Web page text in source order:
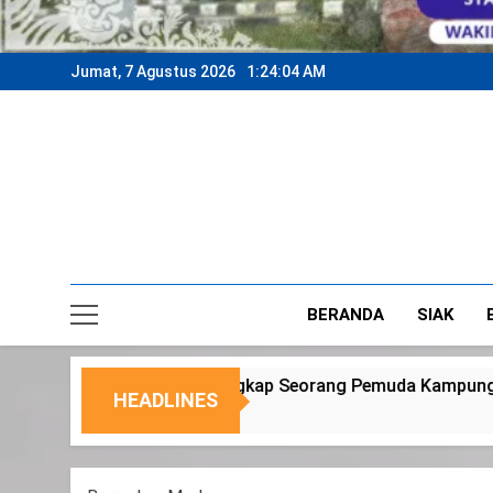
Jumat, 7 Agustus 2026 1:24:07 AM
BERANDA SIAK
HEADLINES
Kampung Temusai Dukung